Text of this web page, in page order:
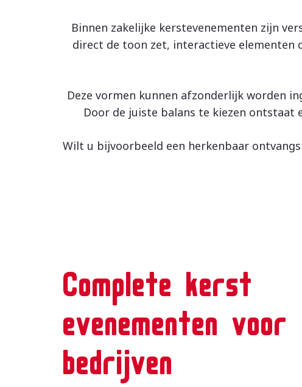
Binnen zakelijke kerstevenementen zijn
direct de toon zet, interactieve elementen
Deze vormen kunnen afzonderlijk worden
Door de juiste balans te kiezen
Wilt u bijvoorbeeld een herkenbaar
Complete kerst
evenementen voor
bedrijven